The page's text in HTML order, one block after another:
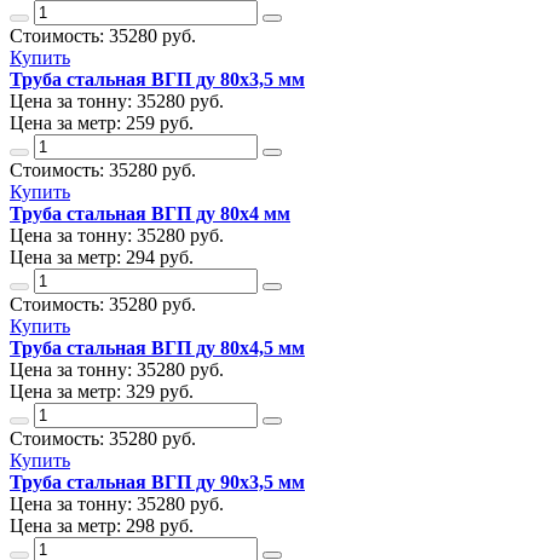
Стоимость: 35280 руб.
Купить
Труба стальная ВГП ду 80х3,5 мм
Цена за тонну: 35280 руб.
Цена за метр: 259 руб.
Стоимость: 35280 руб.
Купить
Труба стальная ВГП ду 80х4 мм
Цена за тонну: 35280 руб.
Цена за метр: 294 руб.
Стоимость: 35280 руб.
Купить
Труба стальная ВГП ду 80х4,5 мм
Цена за тонну: 35280 руб.
Цена за метр: 329 руб.
Стоимость: 35280 руб.
Купить
Труба стальная ВГП ду 90х3,5 мм
Цена за тонну: 35280 руб.
Цена за метр: 298 руб.